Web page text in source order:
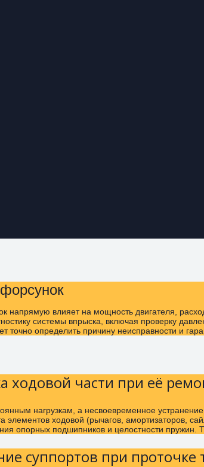
напрямую влияет на мощность двигателя,
системы впрыска, включая проверку
точно определить причину неисправности и
ходовой части при её
нагрузкам, а несвоевременное
ходовой (рычагов, амортизаторов,
опорных подшипников и целостности
суппортов при